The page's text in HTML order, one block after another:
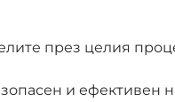
през целия
и ефективен